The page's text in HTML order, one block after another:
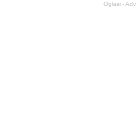
Oglasi -